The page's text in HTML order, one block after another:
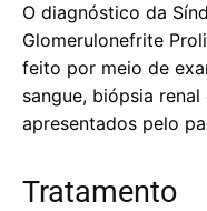
O diagnóstico da
Glomerulonefrite
feito por meio de
sangue, biópsia
apresentados pelo
Tratamento